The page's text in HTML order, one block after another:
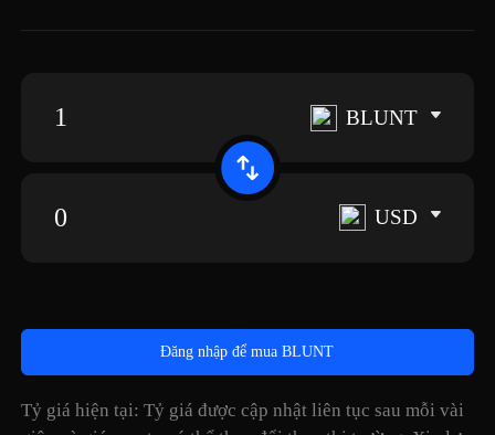
BLUNT
USD
Đăng nhập để mua BLUNT
Tỷ giá hiện tại: Tỷ giá được cập nhật liên tục sau mỗi vài